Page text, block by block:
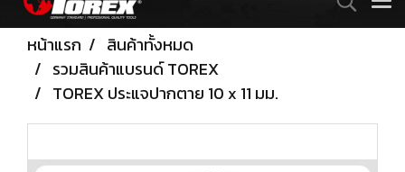
หน้าแรก
สินค้าทั้งหมด
รวมสินค้าแบรนด์ TOREX
TOREX ประแจปากตาย 10 x 11 มม.